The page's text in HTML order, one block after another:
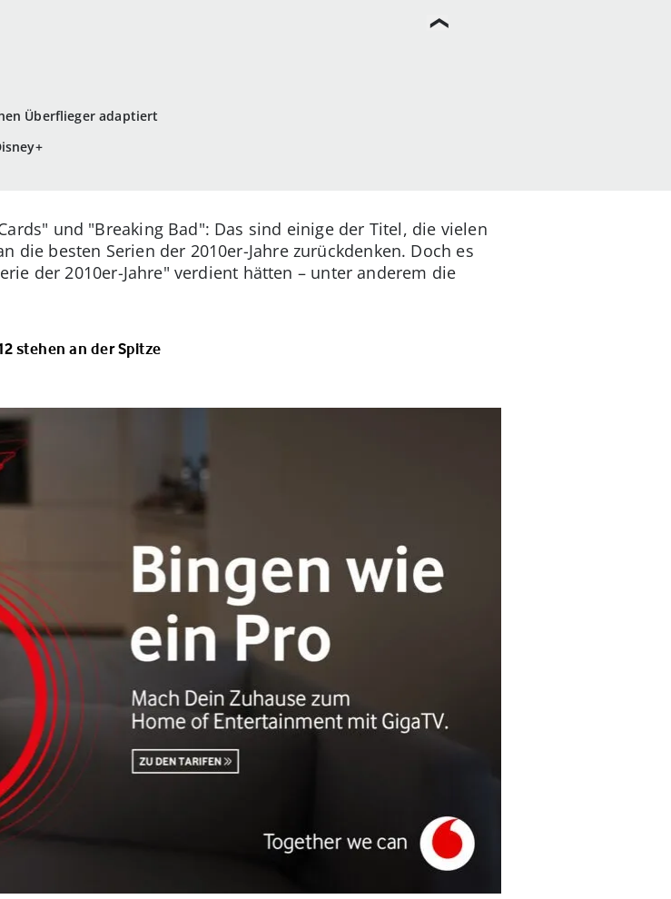
Überflieger adaptiert
und "Breaking Bad": Das sind einige der Titel, die vielen
die besten Serien der 2010er-Jahre zurückdenken. Doch es
der 2010er-Jahre" verdient hätten – unter anderem die
stehen an der Spitze